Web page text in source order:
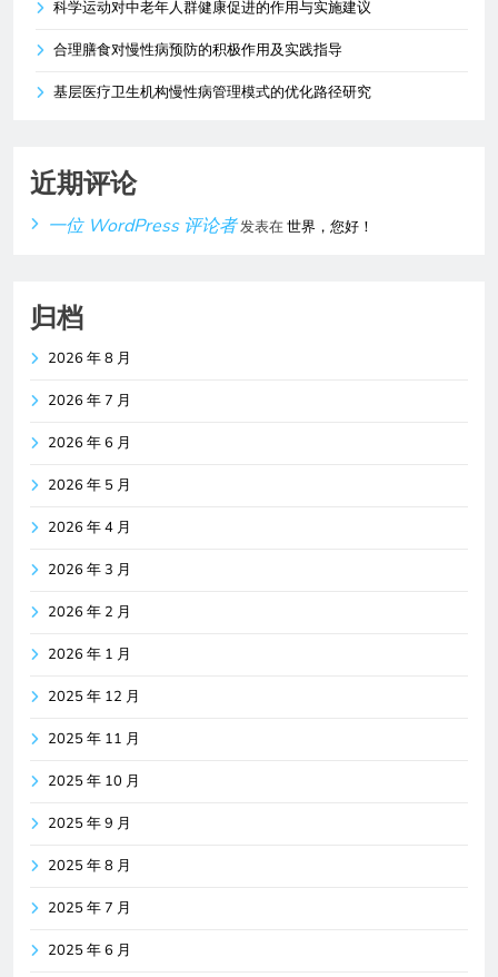
科学运动对中老年人群健康促进的作用与实施建议
合理膳食对慢性病预防的积极作用及实践指导
基层医疗卫生机构慢性病管理模式的优化路径研究
近期评论
一位 WordPress 评论者发表在世界，您好！
归档
2026 年 8 月
2026 年 7 月
2026 年 6 月
2026 年 5 月
2026 年 4 月
2026 年 3 月
2026 年 2 月
2026 年 1 月
2025 年 12 月
2025 年 11 月
2025 年 10 月
2025 年 9 月
2025 年 8 月
2025 年 7 月
2025 年 6 月